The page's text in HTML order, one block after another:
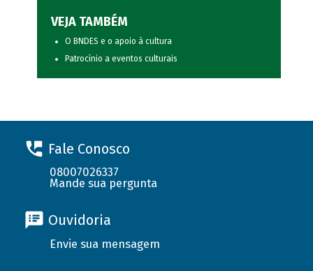
VEJA TAMBÉM
O BNDES e o apoio à cultura
Patrocínio a eventos culturais
Fale Conosco
08007026337
Mande sua pergunta
Ouvidoria
Envie sua mensagem